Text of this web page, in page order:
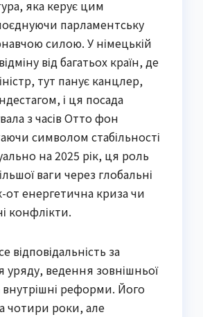
яка керує цим
парламентську
силою. У німецькій
від багатьох країн, де
тут панує канцлер,
і ця посада
з часів Отто фон
символом стабільності
на 2025 рік, ця роль
ваги через глобальні
енергетична криза чи
конфлікти.
відповідальність за
ведення зовнішньої
внутрішні реформи. Його
чотири роки, але